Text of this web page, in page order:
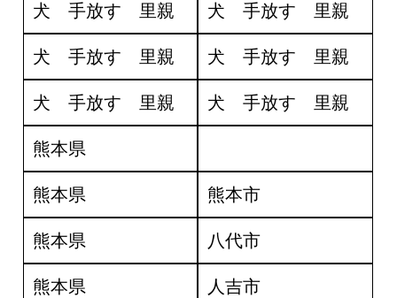
犬 手放す 里親 犬 手放す 里親
犬 手放す 里親 犬 手放す 里親
犬 手放す 里親 犬 手放す 里親
熊本県
熊本県 熊本市
熊本県 八代市
熊本県 人吉市